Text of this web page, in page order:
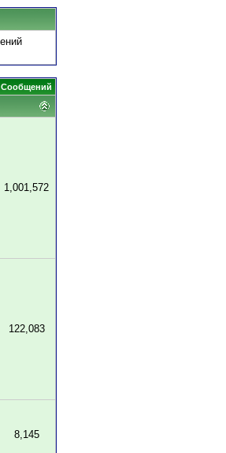
Сообщений
1,001,572
122,083
8,145